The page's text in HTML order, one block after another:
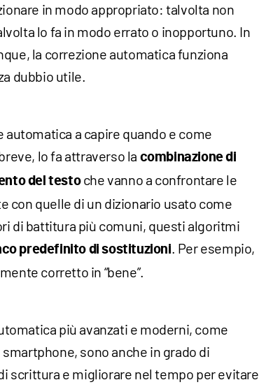
in modo appropriato: talvolta non
lo fa in modo errato o inopportuno. In
la correzione automatica funziona
dubbio utile.
automatica a capire quando e come
lo fa attraverso la combinazione di
del testoche vanno a confrontare le
con quelle di un dizionario usato come
di battitura più comuni, questi algoritmi
predefinito di sostituzioni. Per esempio,
corretto in “bene”.
più avanzati e moderni, come
sono anche in grado di
scrittura e migliorare nel tempo per evitare